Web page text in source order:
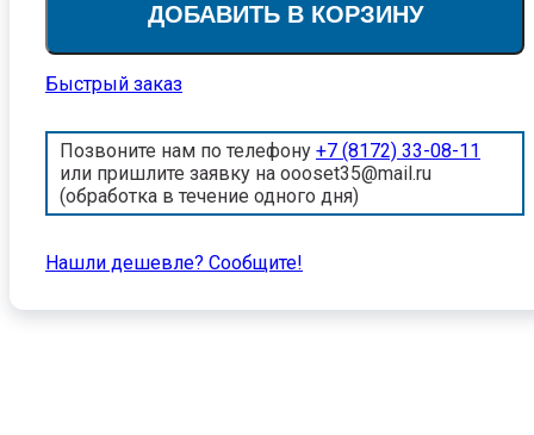
ДОБАВИТЬ В КОРЗИНУ
Быстрый заказ
Позвоните нам по телефону +7 (8172) 33-08-11
или пришлите заявку на oooset35@mail.ru
(обработка в течение одного дня)
Нашли дешевле? Cообщите!